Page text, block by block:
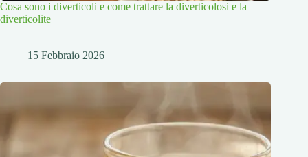
Cosa sono i diverticoli e come trattare la diverticolosi e la
diverticolite
15 Febbraio 2026